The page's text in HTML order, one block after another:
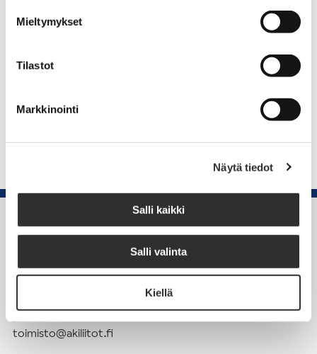
Mieltymykset
Tilastot
Markkinointi
Näytä tiedot
Salli kaikki
Salli valinta
Kiellä
järjestettiin monialaiset Tampereella Kirkon juhlat,
joissa mukana oli useampia yhteistyökumppaneita.
Liitto kuuluu myös
Suomen
Suomen Kanttori-urkuriliitto
00520 Helsinki
puh. (09) 4270 1503
toimisto@akiliitot.fi